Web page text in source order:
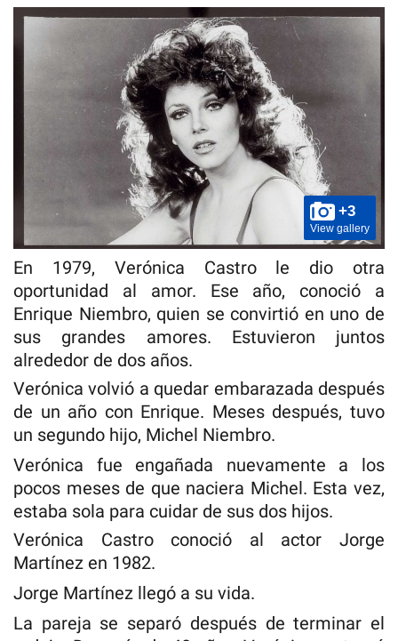
+3
View gallery
En 1979, Verónica Castro le dio otra
oportunidad al amor. Ese año, conoció a
Enrique Niembro, quien se convirtió en uno de
sus grandes amores. Estuvieron juntos
alrededor de dos años.
Verónica volvió a quedar embarazada después
de un año con Enrique. Meses después, tuvo
un segundo hijo, Michel Niembro.
Verónica fue engañada nuevamente a los
pocos meses de que naciera Michel. Esta vez,
estaba sola para cuidar de sus dos hijos.
Verónica Castro conoció al actor Jorge
Martínez en 1982.
Jorge Martínez llegó a su vida.
La pareja se separó después de terminar el